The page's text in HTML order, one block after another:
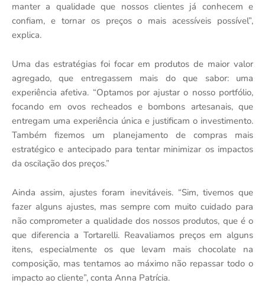
manter a qualidade que nossos clientes já conhecem e
confiam, e tornar os preços o mais acessíveis possível”,
explica.
Uma das estratégias foi focar em produtos de maior valor
agregado, que entregassem mais do que sabor: uma
experiência afetiva. “Optamos por ajustar o nosso portfólio,
focando em ovos recheados e bombons artesanais, que
entregam uma experiência única e justificam o investimento.
Também fizemos um planejamento de compras mais
estratégico e antecipado para tentar minimizar os impactos
da oscilação dos preços.”
Ainda assim, ajustes foram inevitáveis. “Sim, tivemos que
fazer alguns ajustes, mas sempre com muito cuidado para
não comprometer a qualidade dos nossos produtos, que é o
que diferencia a Tortarelli. Reavaliamos preços em alguns
itens, especialmente os que levam mais chocolate na
composição, mas tentamos ao máximo não repassar todo o
impacto ao cliente”, conta Anna Patrícia.